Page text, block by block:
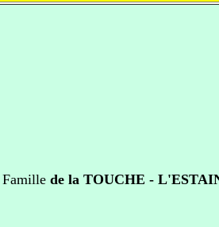
Famille de la TOUCHE -